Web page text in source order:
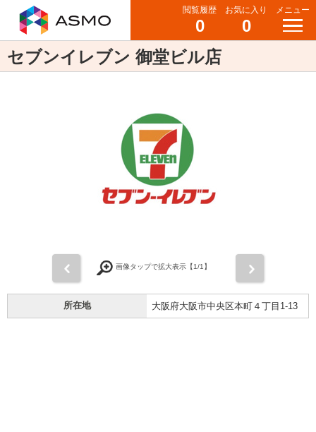
閲覧履歴
0
お気に入り
0
メニュー
セブンイレブン 御堂ビル店
画像タップで拡大表示【1/1】
所在地 大阪府大阪市中央区本町４丁目1-13